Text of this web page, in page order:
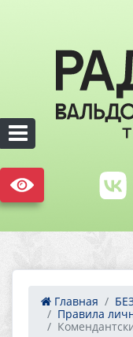
Главная
Правила